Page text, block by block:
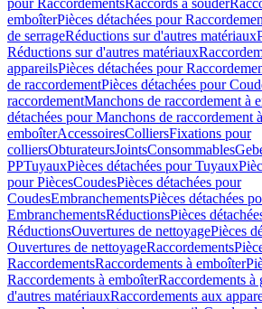
pour RaccordementsRaccords à souder
emboîterPièces détachées pour
de serrageRéductions sur d'autres matériaux
Réductions sur d'autres matériaux
appareilsPièces détachées pour
de raccordementPièces détachées pour
raccordementManchons de raccordement à
détachées pour Manchons de raccordement à
emboîterAccessoiresColliersFixations pour
colliersObturateursJointsConsommables
PPTuyauxPièces détachées pour Tuyaux
pour PiècesCoudesPièces détachées pour
CoudesEmbranchementsPièces détachées
EmbranchementsRéductionsPièces
RéductionsOuvertures de nettoyagePièces
Ouvertures de nettoyageRaccordements
RaccordementsRaccordements à emboîter
Raccordements à emboîterRaccordements à
d'autres matériauxRaccordements aux